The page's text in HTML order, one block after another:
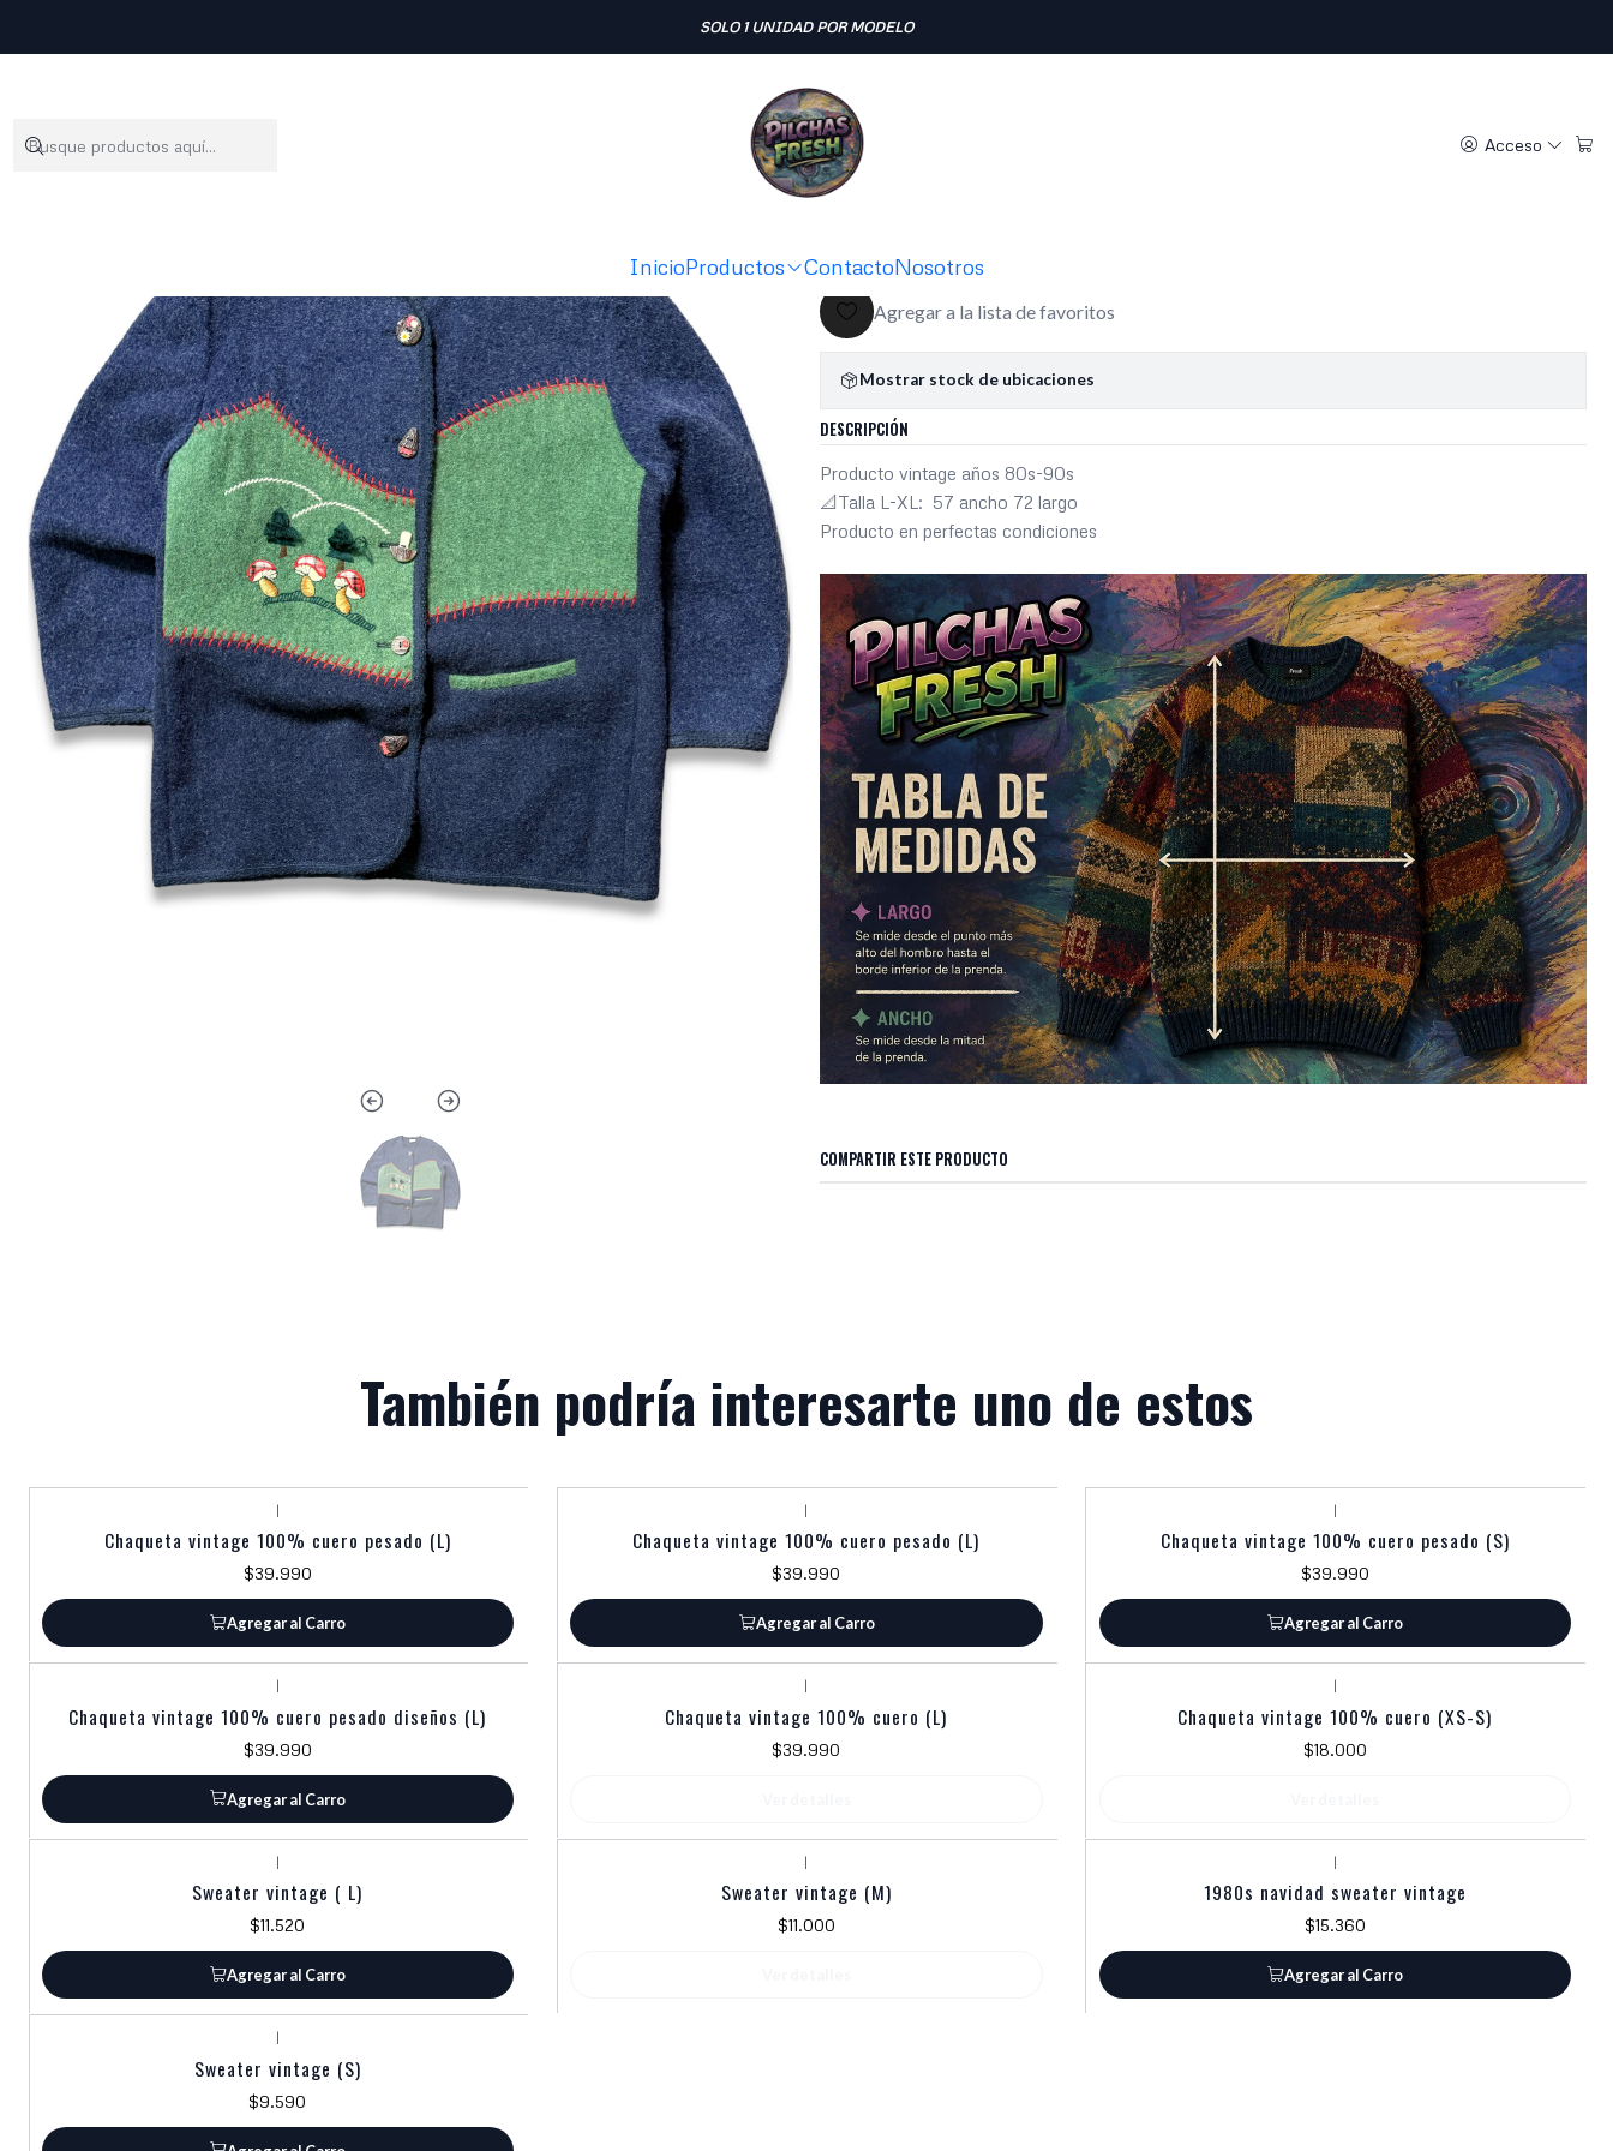
Acceso
InicioProductos ContactoNosotros
SOLO 1 UNIDAD POR MODELO
SWEATERS 1970s chaqueton 100% lana gruesa (L-XL)
1970s chaqueton 100% lana
gruesa (L-XL)
Cantidad
Agregar a la lista de favoritos
Mostrar stock de ubicaciones
DESCRIPCIÓN
Producto vintage años 80s-90s
📐Talla L-XL: 57 ancho 72 largo
Producto en perfectas condiciones
COMPARTIR ESTE PRODUCTO
También podría interesarte uno de estos
|
Chaqueta vintage 100% cuero pesado (L)
$39.990
Agregar al Carro
|
Chaqueta vintage 100% cuero pesado (L)
$39.990
Agregar al Carro
|
Chaqueta vintage 100% cuero pesado (S)
$39.990
Agregar al Carro
|
Chaqueta vintage 100% cuero pesado diseños (L)
$39.990
Agregar al Carro
|
Chaqueta vintage 100% cuero (L)
$39.990
|
Chaqueta vintage 100% cuero (XS-S)
$18.000
|
Sweater vintage ( L)
$11.520
Agregar al Carro
|
Sweater vintage (M)
$11.000
|
1980s navidad sweater vintage
$15.360
Agregar al Carro
|
Sweater vintage (S)
$9.590